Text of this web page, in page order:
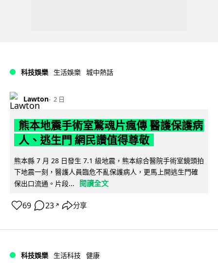
科技娛樂 生活娛樂 城中熱話
Lawton 2 日
熊本地震手術室驚魂片瘋傳 醫護保護病
人、逃生門 網民讚值得尊敬
熊本縣 7 月 28 日發生 7.1 級地震，熊本綜合醫院手術室鏡頭拍
下地震一刻，醫護人員臨危不亂保護病人，更馬上開逃生門確
保出口流通。片段...
閱讀全文
69 23 ↗ 分享
科技娛樂 生活科技 健康